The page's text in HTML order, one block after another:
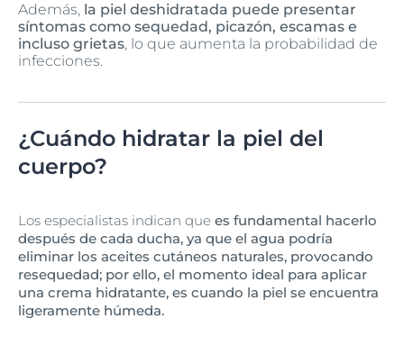
Además, la piel deshidratada puede presentar
síntomas como sequedad, picazón, escamas e
incluso grietas, lo que aumenta la probabilidad de
infecciones.
¿Cuándo hidratar la piel del
cuerpo?
Los especialistas indican que es fundamental hacerlo
después de cada ducha, ya que el agua podría
eliminar los aceites cutáneos naturales, provocando
resequedad; por ello, el momento ideal para aplicar
una crema hidratante, es cuando la piel se encuentra
ligeramente húmeda.